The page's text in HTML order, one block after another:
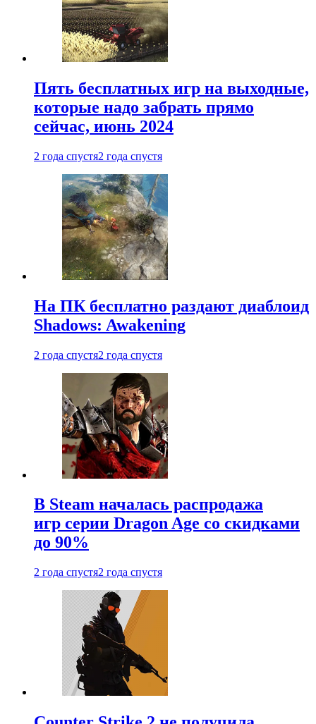
Пять бесплатных игр на выходные,
которые надо забрать прямо
сейчас, июнь 2024
2 года спустя2 года спустя
На ПК бесплатно раздают диаблоид
Shadows: Awakening
2 года спустя2 года спустя
В Steam началась распродажа
игр серии Dragon Age со скидками
до 90%
2 года спустя2 года спустя